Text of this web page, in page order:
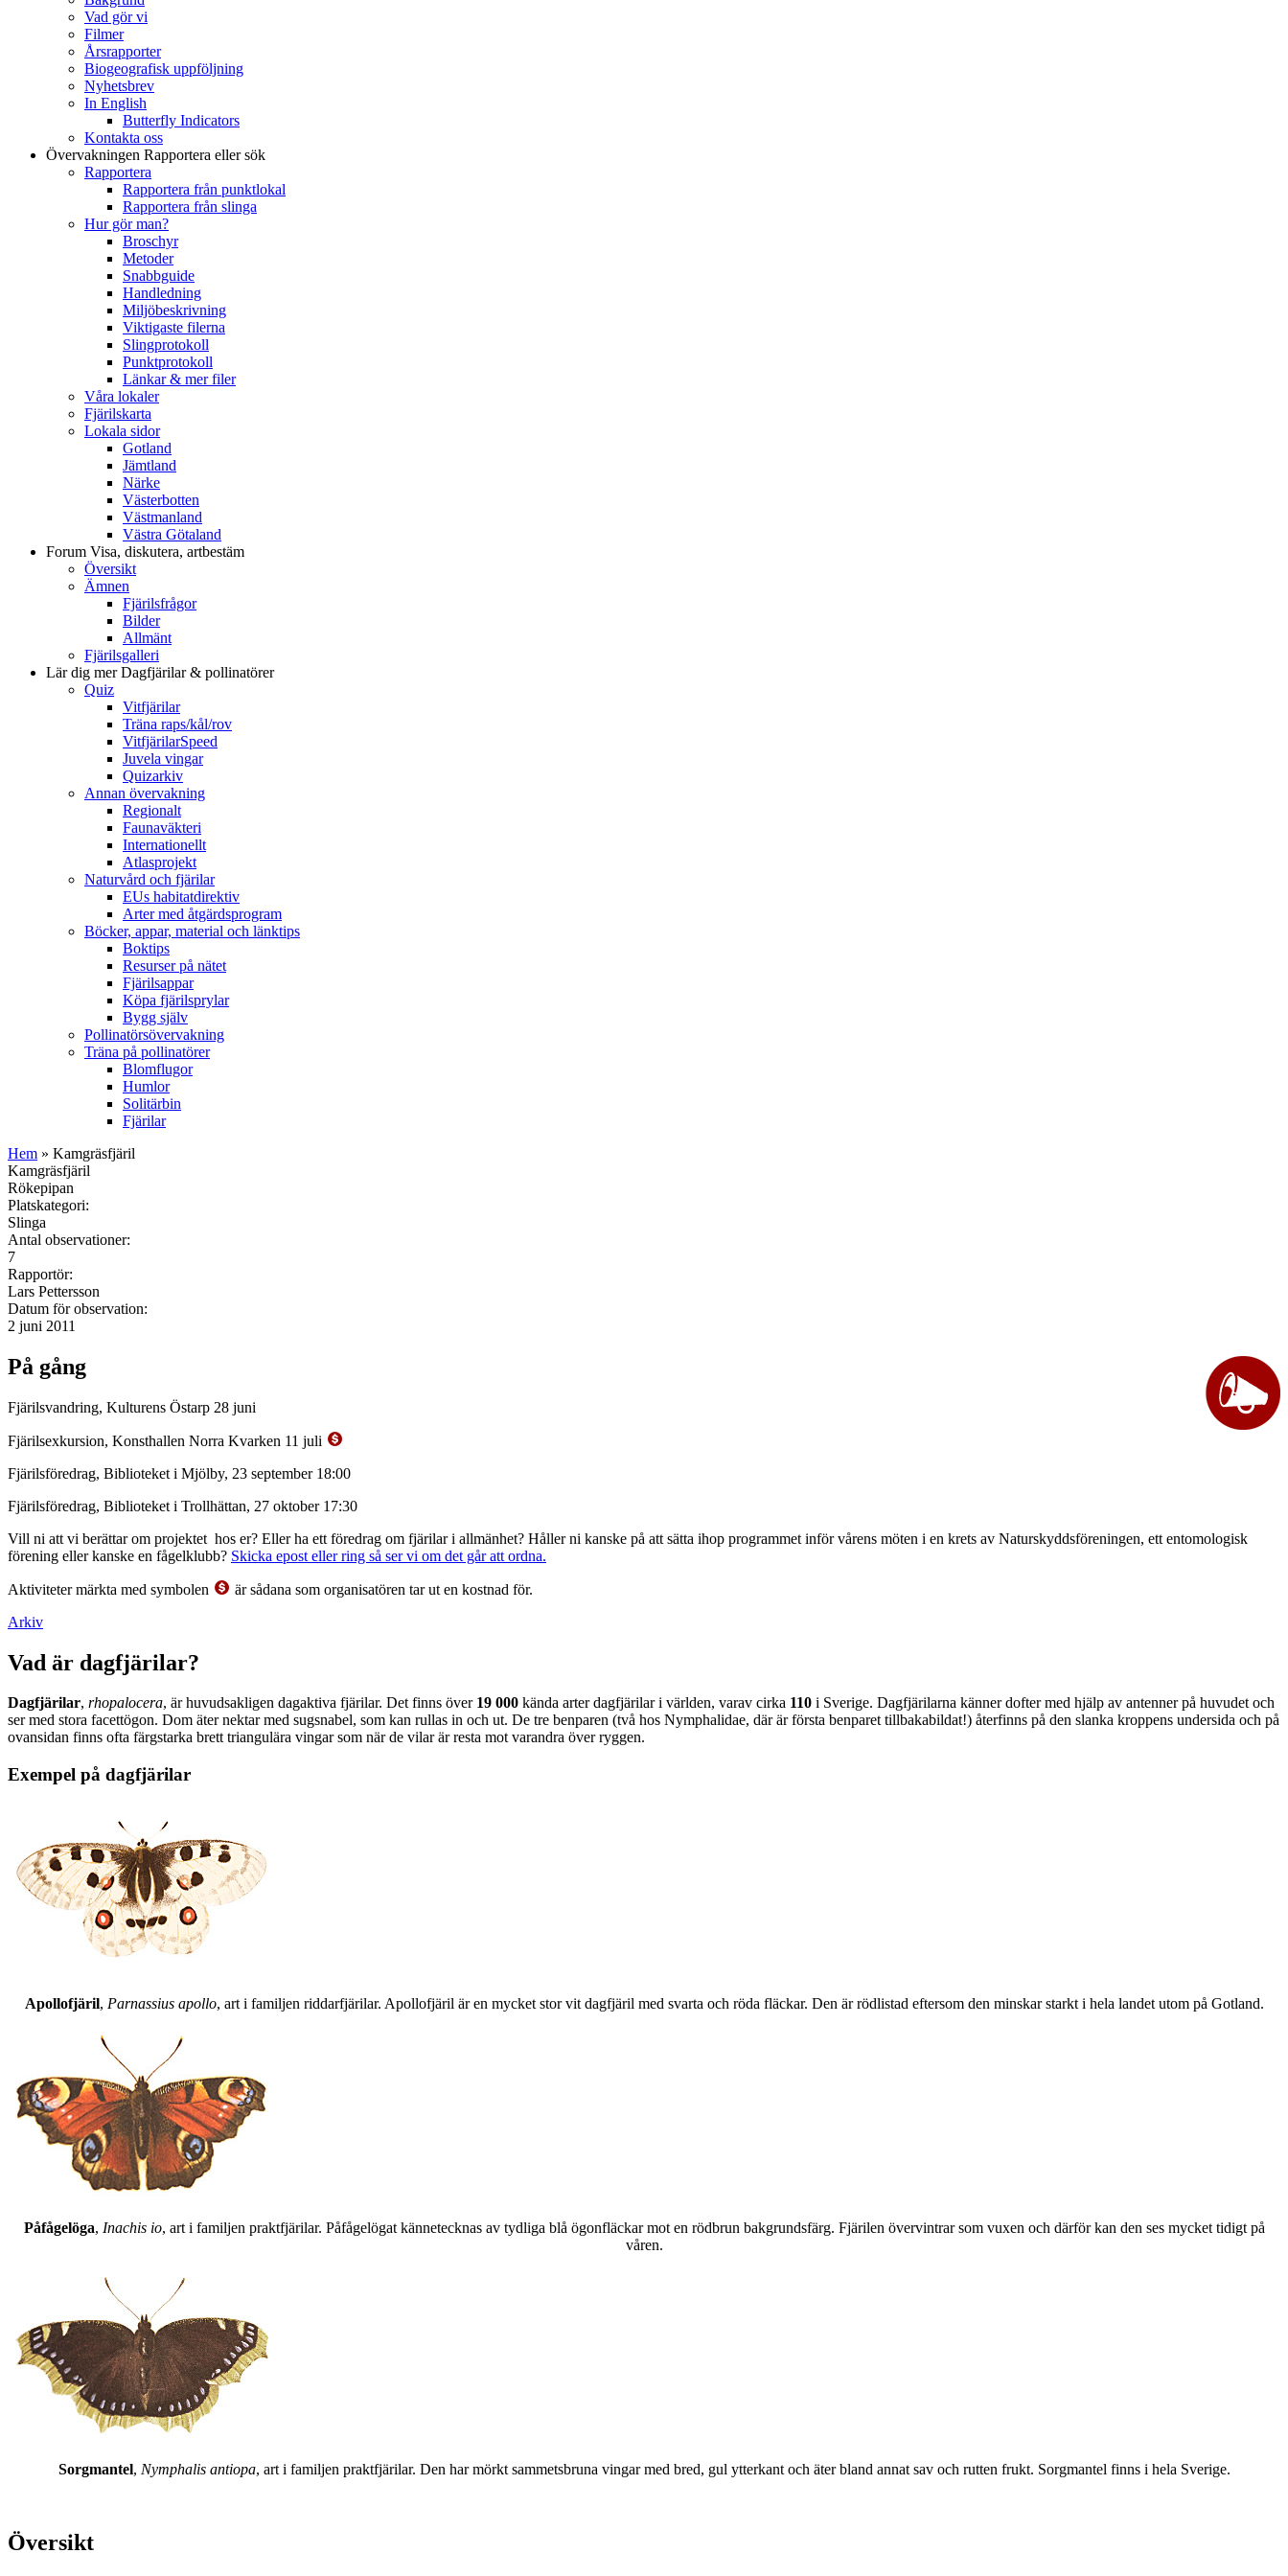
Vad gör vi
Filmer
Årsrapporter
Biogeografisk uppföljning
Nyhetsbrev
In English
Butterfly Indicators
Kontakta oss
Övervakningen Rapportera eller sök
Rapportera
Rapportera från punktlokal
Rapportera från slinga
Hur gör man?
Broschyr
Metoder
Snabbguide
Handledning
Miljöbeskrivning
Viktigaste filerna
Slingprotokoll
Punktprotokoll
Länkar & mer filer
Våra lokaler
Fjärilskarta
Lokala sidor
Gotland
Jämtland
Närke
Västerbotten
Västmanland
Västra Götaland
Forum Visa, diskutera, artbestäm
Översikt
Ämnen
Fjärilsfrågor
Bilder
Allmänt
Fjärilsgalleri
Lär dig merDagfjärilar & pollinatörer
Quiz
Vitfjärilar
Träna raps/kål/rov
VitfjärilarSpeed
Juvela vingar
Quizarkiv
Annan övervakning
Regionalt
Faunaväkteri
Internationellt
Atlasprojekt
Naturvård och fjärilar
EUs habitatdirektiv
Arter med åtgärdsprogram
Böcker, appar, material och länktips
Boktips
Resurser på nätet
Fjärilsappar
Köpa fjärilsprylar
Bygg själv
Pollinatörsövervakning
Träna på pollinatörer
Blomflugor
Humlor
Solitärbin
Fjärilar
Hem » Kamgräsfjäril
Kamgräsfjäril
Rökepipan
Platskategori:
Slinga
Antal observationer:
7
Rapportör:
Lars Pettersson
Datum för observation:
2 juni 2011
På gång
Fjärilsvandring, Kulturens Östarp 28 juni
Fjärilsexkursion, Konsthallen Norra Kvarken 11 juli
Fjärilsföredrag, Biblioteket i Mjölby, 23 september 18:00
Fjärilsföredrag, Biblioteket i Trollhättan, 27 oktober 17:30
Vill ni att vi berättar om projektet hos er? Eller ha ett föredrag om fjärilar i allmänhet? Håller ni kanske på att sätta ihop programmet inför vårens möten i en krets av Naturskyddsföreningen, ett entomologisk
förening eller kanske en fågelklubb? Skicka epost eller ring så ser vi om det går att ordna.
Aktiviteter märkta med symbolen
är sådana som organisatören tar ut en kostnad för.
Arkiv
Vad är dagfjärilar?
Dagfjärilar, rhopalocera, är huvudsakligen dagaktiva fjärilar. Det finns över 19 000 kända arter dagfjärilar i världen, varav cirka 110 i Sverige. Dagfjärilarna känner dofter med hjälp av antenner på huvudet och
ser med stora facettögon. Dom äter nektar med sugsnabel, som kan rullas in och ut. De tre benparen (två hos Nymphalidae, där är första benparet tillbakabildat!) återfinns på den slanka kroppens undersida och på
ovansidan finns ofta färgstarka brett triangulära vingar som när de vilar är resta mot varandra över ryggen.
Exempel på dagfjärilar
Apollofjäril, Parnassius apollo, art i familjen riddarfjärilar. Apollofjäril är en mycket stor vit dagfjäril med svarta och röda fläckar. Den är rödlistad eftersom den minskar starkt i hela landet utom på Gotland.
Påfågelöga, Inachis io, art i familjen praktfjärilar. Påfågelögat kännetecknas av tydliga blå ögonfläckar mot en rödbrun bakgrundsfärg. Fjärilen övervintrar som vuxen och därför kan den ses mycket tidigt på
våren.
Sorgmantel, Nymphalis antiopa, art i familjen praktfjärilar. Den har mörkt sammetsbruna vingar med bred, gul ytterkant och äter bland annat sav och rutten frukt. Sorgmantel finns i hela Sverige.
Översikt